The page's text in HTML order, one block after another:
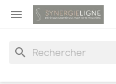

search